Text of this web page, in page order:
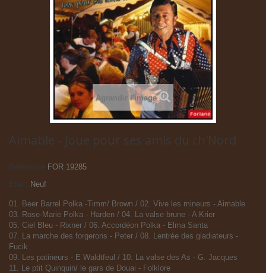
Agrandir l'image
Aimable - Joue pour ses amis du ch'Nord
Référence
FOR 19285
Neuf
01. Beer Barrel Polka -Timm/ Brown / 02. Vive les mineurs - Aimable
03. Rose-Marie Polka - Harden / 04. La valse brune - A Krier
05. Ciel Bleu - Rixner / 06. Accordéon Polka - Elma Santa
07. La marche des forgerons - Peter / 08. Lentrée des gladiateurs -
Fucik
09. Les patineurs - E Waldtfeul / 10. La valse des As - G. Jacques
11. Le ptit Quinquin/ le gars de Douai - Folklore